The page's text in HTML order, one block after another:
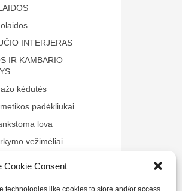
Cookie Consent
technologies like cookies to store and/or access
INTERJERAS
IR KAMBARIO
kėdutės
padėkliukai
lova
vežimėliai